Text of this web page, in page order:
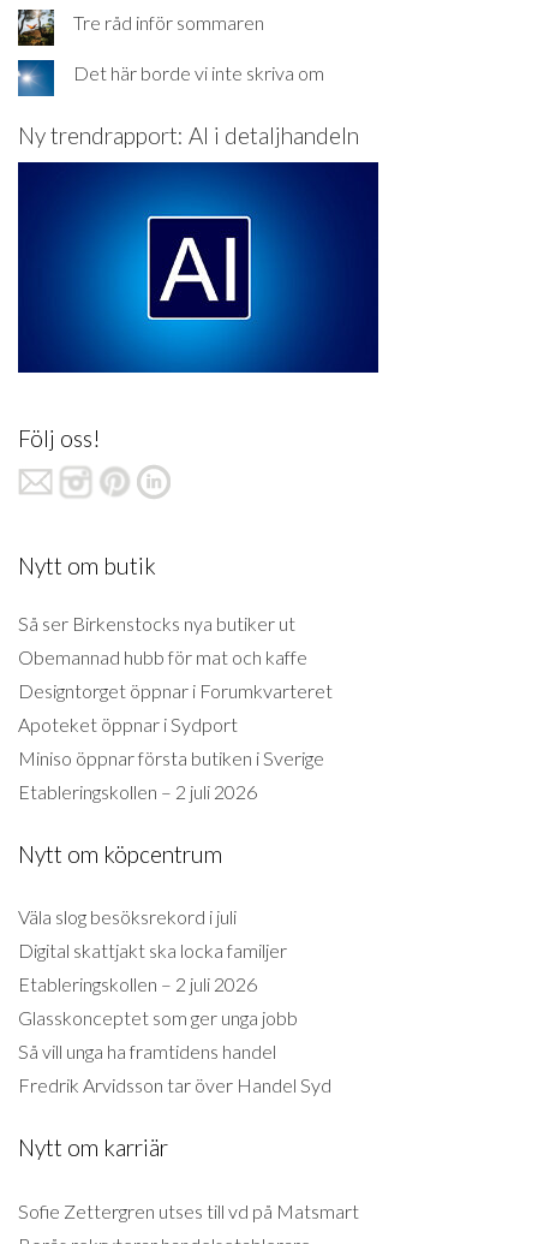
Tre råd inför sommaren
Det här borde vi inte skriva om
Ny trendrapport: AI i detaljhandeln
Följ oss!
Nytt om butik
Så ser Birkenstocks nya butiker ut
Obemannad hubb för mat och kaffe
Designtorget öppnar i Forumkvarteret
Apoteket öppnar i Sydport
Miniso öppnar första butiken i Sverige
Etableringskollen – 2 juli 2026
Nytt om köpcentrum
Väla slog besöksrekord i juli
Digital skattjakt ska locka familjer
Etableringskollen – 2 juli 2026
Glasskonceptet som ger unga jobb
Så vill unga ha framtidens handel
Fredrik Arvidsson tar över Handel Syd
Nytt om karriär
Sofie Zettergren utses till vd på Matsmart